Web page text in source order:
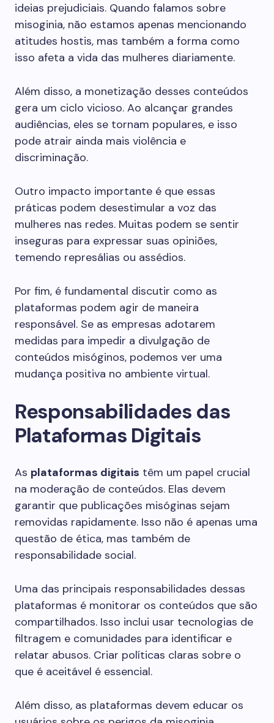
ideias prejudiciais. Quando falamos sobre
misoginia, não estamos apenas mencionando
atitudes hostis, mas também a forma como
isso afeta a vida das mulheres diariamente.
Além disso, a monetização desses conteúdos
gera um ciclo vicioso. Ao alcançar grandes
audiências, eles se tornam populares, e isso
pode atrair ainda mais violência e
discriminação.
Outro impacto importante é que essas
práticas podem desestimular a voz das
mulheres nas redes. Muitas podem se sentir
inseguras para expressar suas opiniões,
temendo represálias ou assédios.
Por fim, é fundamental discutir como as
plataformas podem agir de maneira
responsável. Se as empresas adotarem
medidas para impedir a divulgação de
conteúdos misóginos, podemos ver uma
mudança positiva no ambiente virtual.
Responsabilidades das
Plataformas Digitais
As plataformas digitais têm um papel crucial
na moderação de conteúdos. Elas devem
garantir que publicações misóginas sejam
removidas rapidamente. Isso não é apenas uma
questão de ética, mas também de
responsabilidade social.
Uma das principais responsabilidades dessas
plataformas é monitorar os conteúdos que são
compartilhados. Isso inclui usar tecnologias de
filtragem e comunidades para identificar e
relatar abusos. Criar políticas claras sobre o
que é aceitável é essencial.
Além disso, as plataformas devem educar os